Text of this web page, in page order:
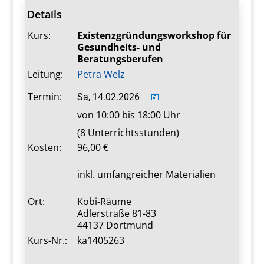
Details
Kurs:
Existenzgründungsworkshop für
Gesundheits- und
Beratungsberufen
Leitung:
Petra Welz
Termin:
Sa, 14.02.2026 📅
von 10:00 bis 18:00 Uhr
(8 Unterrichtsstunden)
Kosten:
96,00
inkl. umfangreicher Materialien
Ort:
Kobi-Räume
Adlerstraße 81-83
44137 Dortmund
Kurs-Nr.:
ka1405263